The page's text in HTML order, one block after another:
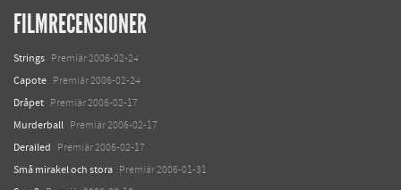
FILMRECENSIONER
Strings Premiär 2006-02-24
Capote Premiär 2006-02-24
Dråpet Premiär 2006-02-17
Murderball Premiär 2006-02-17
Derailed Premiär 2006-02-17
Små mirakel och stora Premiär 2006-01-31